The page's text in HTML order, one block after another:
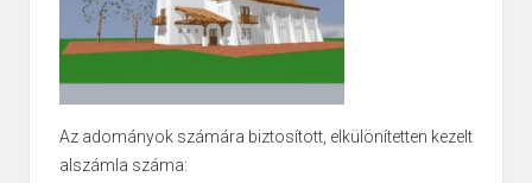
Az adományok számára biztosított, elkülönítetten kezelt
alszámla száma: